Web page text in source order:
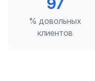
% довольных
клиентов